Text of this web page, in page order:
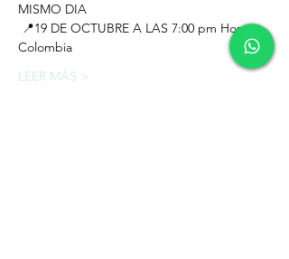
MISMO DIA    ​
📍19 DE OCTUBRE A LAS 7:00 pm Hora
Colombia
LEER MÁS >